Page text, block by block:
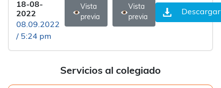
Servicios al colegiado
18-08-
2022
08.09.2022
/ 5:24 pm
Vista
previa
Vista
previa
Descargar